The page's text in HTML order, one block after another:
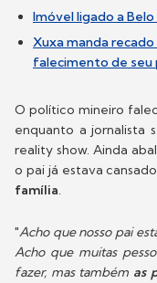
Imóvel ligado a
Xuxa manda recado
falecimento de seu
O político mineiro
enquanto a jornalista
reality show. Ainda
o pai já estava
família.
"Acho que nosso pai
Acho que muitas
fazer, mas também as